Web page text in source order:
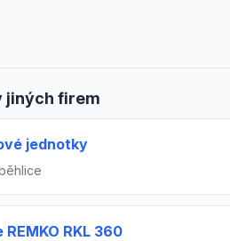
jiných firem
jednotky
RKL 360